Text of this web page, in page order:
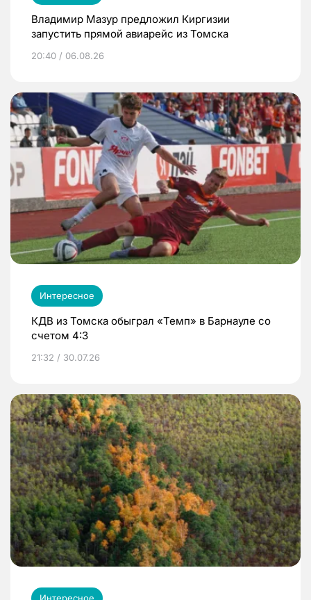
Владимир Мазур предложил Киргизии
запустить прямой авиарейс из Томска
20:40 / 06.08.26
Интересное
КДВ из Томска обыграл «Темп» в Барнауле со
счетом 4:3
21:32 / 30.07.26